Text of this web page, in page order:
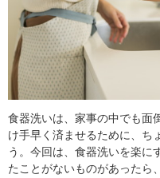
食材辞典
おすすめ
食器洗いは、家事の中でも面
け手早く済ませるために、ち
う。今回は、食器洗いを楽に
たことがないものがあったら